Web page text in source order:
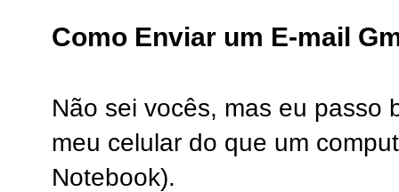
Como Enviar um E-mail
Não sei vocês, mas eu passo
meu celular do que um
Notebook).